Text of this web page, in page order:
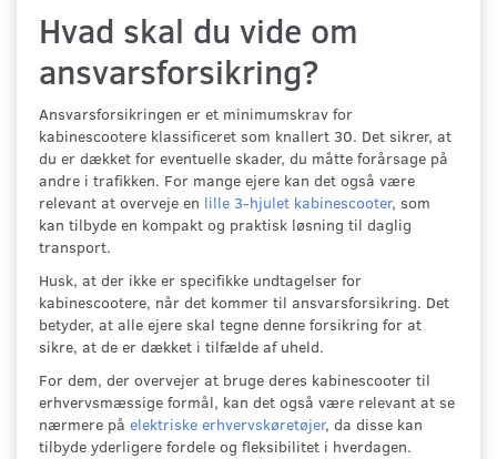
Hvad skal du vide om
ansvarsforsikring?
Ansvarsforsikringen er et minimumskrav for
kabinescootere klassificeret som knallert 30. Det sikrer, at
du er dækket for eventuelle skader, du måtte forårsage på
andre i trafikken. For mange ejere kan det også være
relevant at overveje en lille 3-hjulet kabinescooter, som
kan tilbyde en kompakt og praktisk løsning til daglig
transport.
Husk, at der ikke er specifikke undtagelser for
kabinescootere, når det kommer til ansvarsforsikring. Det
betyder, at alle ejere skal tegne denne forsikring for at
sikre, at de er dækket i tilfælde af uheld.
For dem, der overvejer at bruge deres kabinescooter til
erhvervsmæssige formål, kan det også være relevant at se
nærmere på elektriske erhvervskøretøjer, da disse kan
tilbyde yderligere fordele og fleksibilitet i hverdagen.